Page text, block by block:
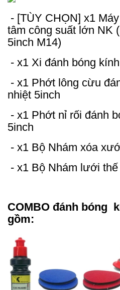
- [TÙY CHỌN] x1
tâm công suất lớn NK
5inch M14)
- x1 Xi đánh bóng
- x1 Phớt lông cừu
nhiệt 5inch
- x1 Phớt nỉ rối đánh
5inch
- x1 Bộ Nhám xóa
- x1 Bộ Nhám lưới
COMBO đánh bóng
gồm: